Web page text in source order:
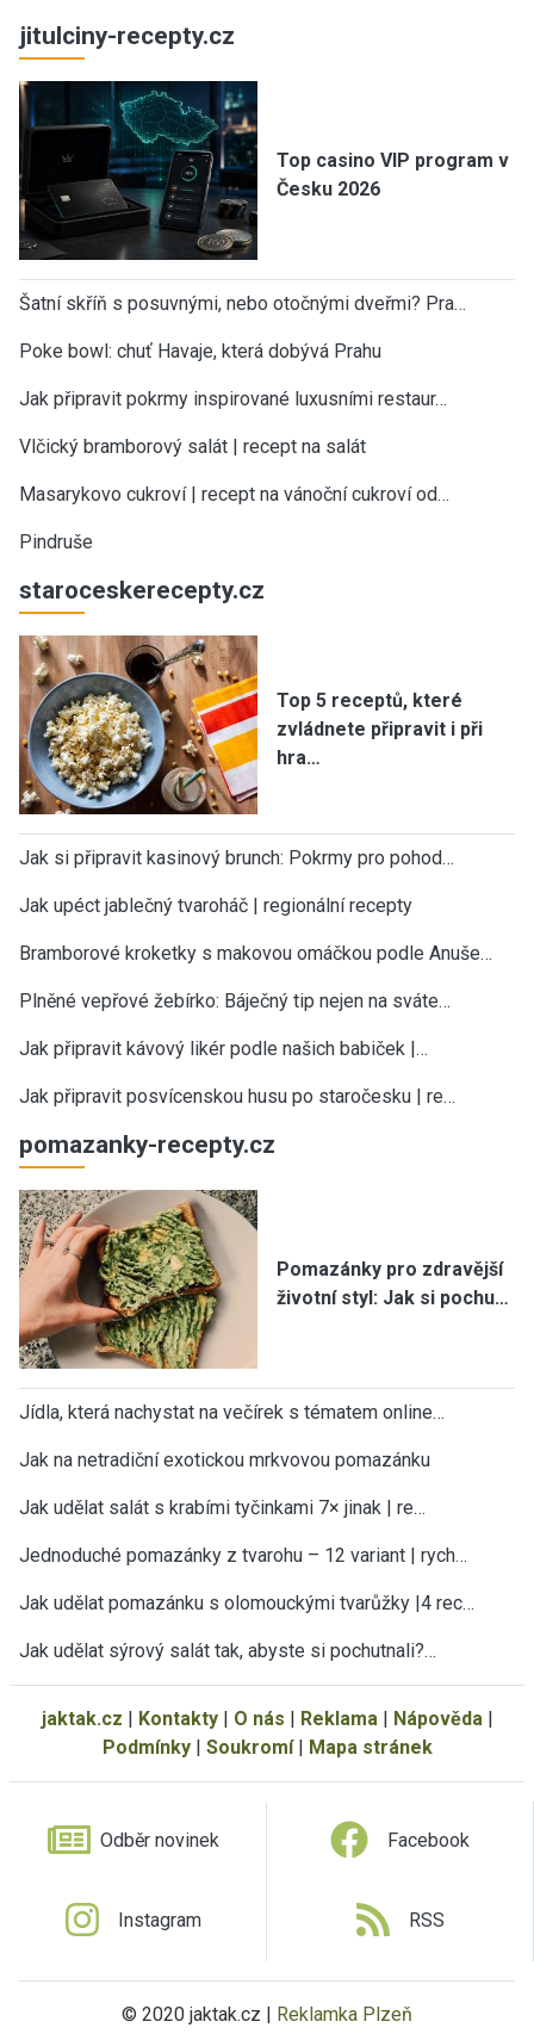
jitulciny-recepty.cz
Top casino VIP program v
Česku 2026
Šatní skříň s posuvnými, nebo otočnými dveřmi? Pra…
Poke bowl: chuť Havaje, která dobývá Prahu
Jak připravit pokrmy inspirované luxusními restaur…
Vlčický bramborový salát | recept na salát
Masarykovo cukroví | recept na vánoční cukroví od…
Pindruše
staroceskerecepty.cz
Top 5 receptů, které
zvládnete připravit i při
hra…
Jak si připravit kasinový brunch: Pokrmy pro pohod…
Jak upéct jablečný tvaroháč | regionální recepty
Bramborové kroketky s makovou omáčkou podle Anuše…
Plněné vepřové žebírko: Báječný tip nejen na sváte…
Jak připravit kávový likér podle našich babiček |…
Jak připravit posvícenskou husu po staročesku | re…
pomazanky-recepty.cz
Pomazánky pro zdravější
životní styl: Jak si pochu…
Jídla, která nachystat na večírek s tématem online…
Jak na netradiční exotickou mrkvovou pomazánku
Jak udělat salát s krabími tyčinkami 7× jinak | re…
Jednoduché pomazánky z tvarohu – 12 variant | rych…
Jak udělat pomazánku s olomouckými tvarůžky |4 rec…
Jak udělat sýrový salát tak, abyste si pochutnali?…
jaktak.cz | Kontakty| O nás | Reklama | Nápověda |
Podmínky| Soukromí| Mapa stránek
Odběr novinek Facebook
Instagram RSS
© 2020 jaktak.cz | Reklamka Plzeň